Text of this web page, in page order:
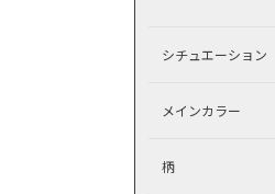
シチュエーション
メインカラー
柄